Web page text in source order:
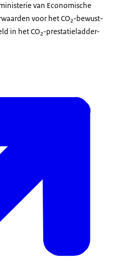
van Economische
voor het CO₂-bewust-
in het CO₂-prestatieladder-